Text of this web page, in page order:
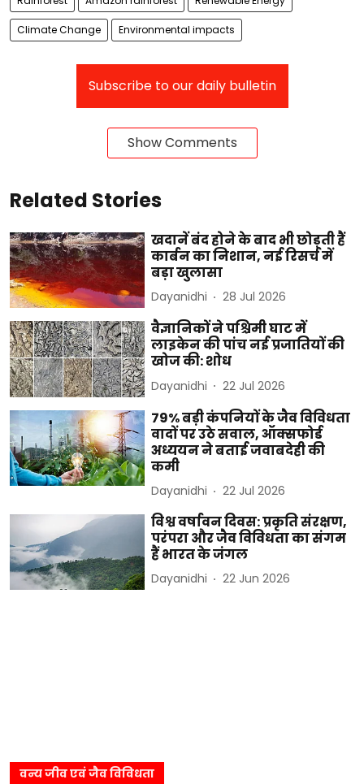
Climate Change Environmental impacts
Subscribe to our daily bulletin
Show Comments
Related Stories
खदानें बंद होने के बाद भी छोड़ती हैं
कार्बन का निशान, नई रिसर्च में
बड़ा खुलासा
Dayanidhi 28 Jul 2026
वैज्ञानिकों ने पश्चिमी घाट में
लाइकेन की पांच नई प्रजातियों की
खोज की: शोध
Dayanidhi 22 Jul 2026
79% बड़ी कंपनियों के जैव विविधता
वादों पर उठे सवाल, ऑक्सफोर्ड
अध्ययन ने बताई जवाबदेही की
कमी
Dayanidhi 22 Jul 2026
विश्व वर्षावन दिवस: प्रकृति संरक्षण,
परंपरा और जैव विविधता का संगम
हैं भारत के जंगल
Dayanidhi 22 Jun 2026
वन्य जीव एवं जैव विविधता